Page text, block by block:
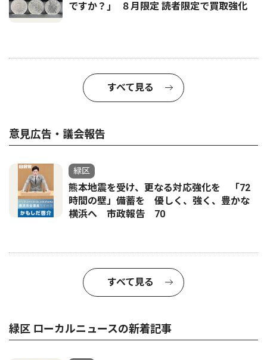
ですか？｣ ８月限定 読者限定で買取強化
すべて見る
意見広告・議会報告
緑区
熊本地震を受け、更なる対応強化を 「72
時間の壁」備蓄を 優しく、強く、豊かな
横浜へ 市政報告 70
すべて見る
緑区 ローカルニュースの新着記事